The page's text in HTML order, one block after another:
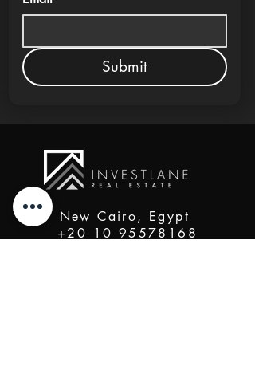
Submit
New Cairo, Egypt
+20 10 95578168